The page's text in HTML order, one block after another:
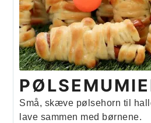
Små, skæve pølsehorn til
lave sammen med børnene.